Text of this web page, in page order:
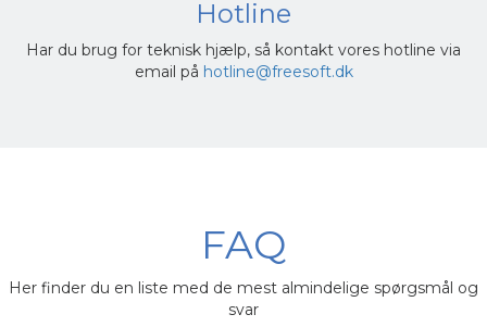
Hotline
Har du brug for teknisk hjælp, så kontakt vores hotline via
email på hotline@freesoft.dk
FAQ
Her finder du en liste med de mest almindelige spørgsmål og
svar